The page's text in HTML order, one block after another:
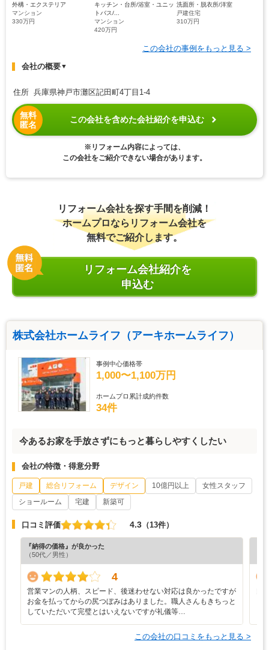
外構・エクステリア
マンション
330万円
キッチン・台所/浴室・ユニッ
トバス/...
マンション
420万円
洗面所・脱衣所/洋室
戸建住宅
310万円
この会社の事例をもっと見る >
会社の概要▼
住所 兵庫県神戸市灘区記田町4丁目1-4
無料
匿名
この会社を含めた会社紹介を申込む
※リフォーム内容によっては、
この会社をご紹介できない場合があります。
リフォーム会社を探す手間を削減！
ホームプロならリフォーム会社を
無料でご紹介します。
リフォーム会社紹介を
申込む
株式会社ホームライフ（アーキホームライフ）
事例中心価格帯
1,000〜1,100万円
ホームプロ累計成約件数
34件
今あるお家を手放さずにもっと暮らしやすくしたい
会社の特徴・得意分野
戸建 総合リフォーム デザイン 10億円以上
女性スタッフ
ショールーム
宅建 新築可
口コミ評価 4.3 （13件）
『納得の価格』が良かった
（50代／男性）
4
営業マンの人柄、スピード、後迷わせない対応は良かったですが
お金を払ってからの尻つぼみはありました。職人さんもきちっと
していただいて完璧とはいえないですが礼儀等…
この会社の口コミをもっと見る >